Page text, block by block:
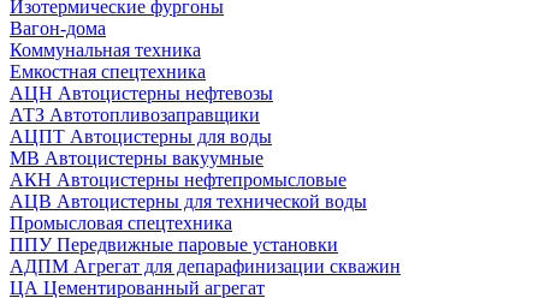
Изотермические фургоны
Вагон-дома
Коммунальная техника
Емкостная спецтехника
АЦН Автоцистерны нефтевозы
АТЗ Автотопливозаправщики
АЦПТ Автоцистерны для воды
МВ Автоцистерны вакуумные
АКН Автоцистерны нефтепромысловые
АЦВ Автоцистерны для технической воды
Промысловая спецтехника
ППУ Передвижные паровые установки
АДПМ Агрегат для депарафинизации скважин
ЦА Цементированный агрегат